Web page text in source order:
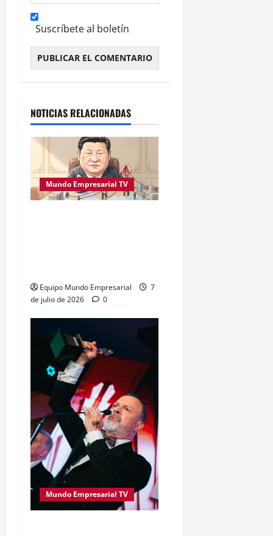
Suscríbete al boletín
NOTICIAS RELACIONADAS
Mundo Empresarial TV
Equipo Mundo Empresarial
7
de julio de 2026
0
Mundo Empresarial TV